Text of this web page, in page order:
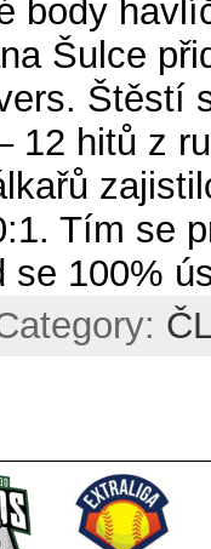
body
Šulce
Štěstí
12 hitů z
Tím se
100%